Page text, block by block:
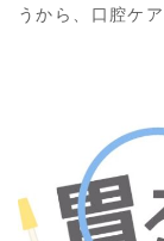
うから、口腔ケ